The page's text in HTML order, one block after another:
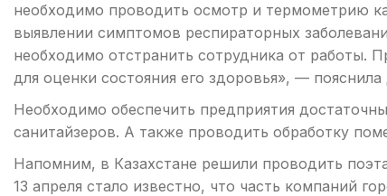
необходимо проводить осмотр и термометрию
выявлении симптомов респираторных
необходимо отстранить сотрудника от работы.
для оценки состояния его здоровья», — пояснила
Необходимо обеспечить предприятия
санитайзеров. А также проводить обработку
Напомним, в Казахстане решили проводить
13 апреля стало известно, что часть компаний